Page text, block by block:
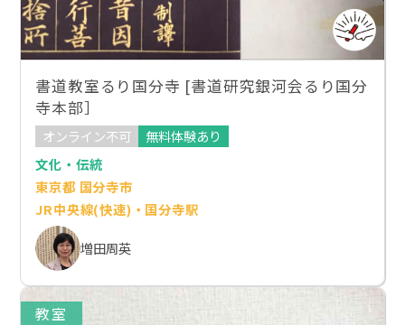
書道教室るり国分寺 [書道研究銀河会るり国分
寺本部］
オンライン不可
無料体験あり
文化・伝統
東京都 国分寺市
JR中央線(快速)・国分寺駅
増田周英
教室